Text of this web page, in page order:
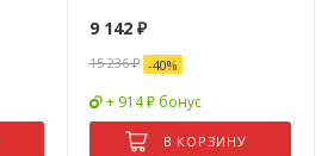
9 142₽
15 236₽ -40%
+ 914 ₽ бонус
В КОРЗИНУ